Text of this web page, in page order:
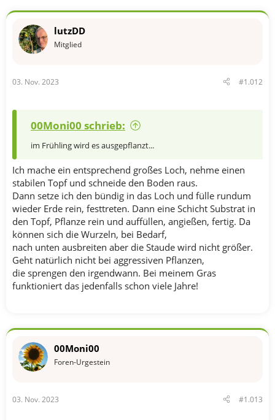
o
e
n
lutzDD
Mitglied
03. Nov. 2023 #1.012
00Moni00 schrieb:
im Frühling wird es ausgepflanzt...
Ich mache ein entsprechend großes Loch, nehme einen
stabilen Topf und schneide den Boden raus.
Dann setze ich den bündig in das Loch und fülle rundum
wieder Erde rein, festtreten. Dann eine Schicht Substrat in
den Topf, Pflanze rein und auffüllen, angießen, fertig. Da
können sich die Wurzeln, bei Bedarf,
nach unten ausbreiten aber die Staude wird nicht größer.
Geht natürlich nicht bei aggressiven Pflanzen,
die sprengen den irgendwann. Bei meinem Gras
funktioniert das jedenfalls schon viele Jahre!
00Moni00
Foren-Urgestein
03. Nov. 2023 #1.013